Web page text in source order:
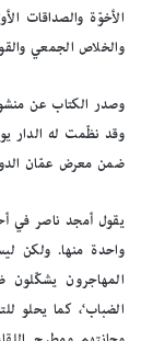
الأخوّة والصداقات
والخلاص الجمعي
وصدر الكتاب عن
ضمن معرض عمّان
يقول أمجد ناصر في
واحدة منها. ولكن
المهاجرون